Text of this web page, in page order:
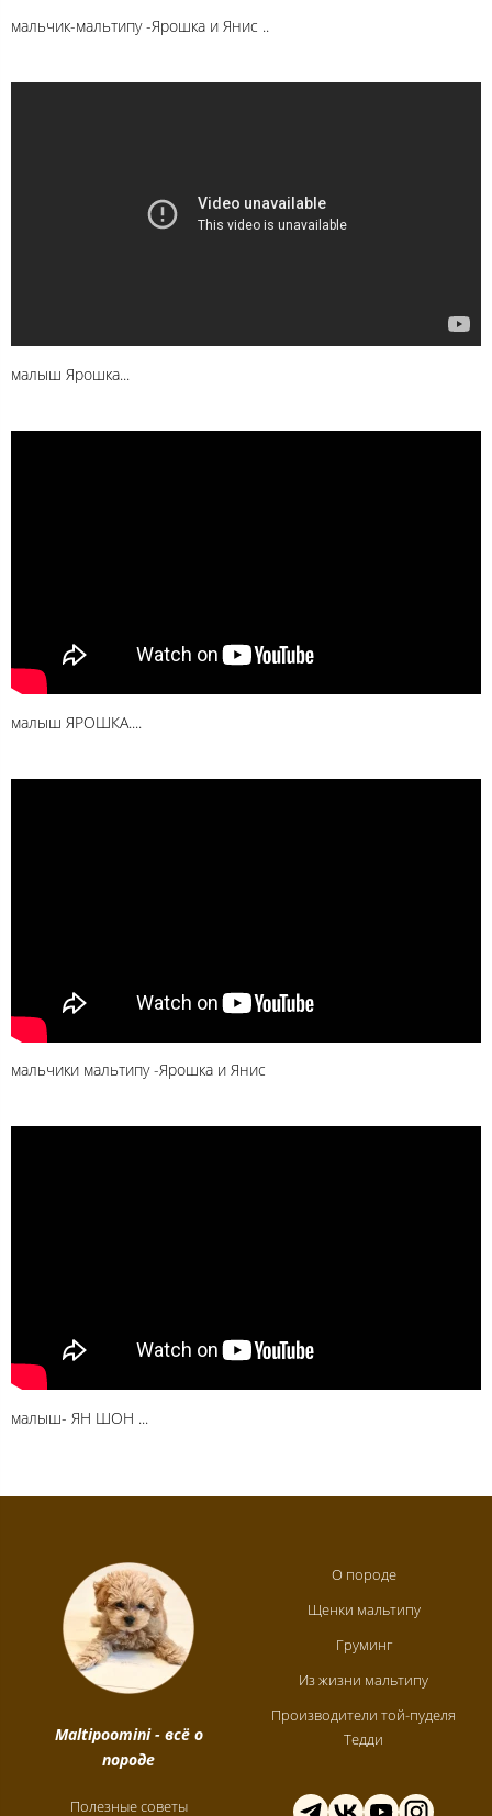
мальчик-мальтипу -Ярошка и Янис ..
малыш Ярошка...
малыш ЯРОШКА....
мальчики мальтипу -Ярошка и Янис
малыш- ЯН ШОН ...
Maltipoomini- всё о
породе
О породе
Щенки мальтипу
Груминг
Из жизни мальтипу
Производители той-пуделя
Тедди
Полезные советы